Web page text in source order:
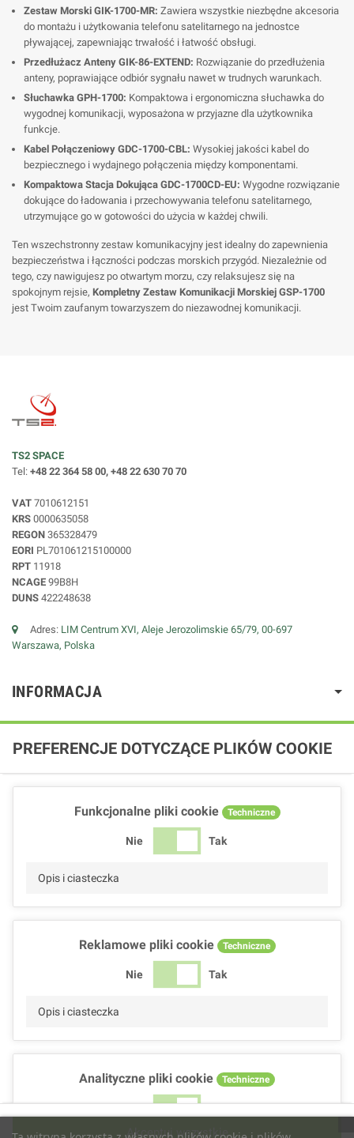
Zestaw Morski GIK-1700-MR: Zawiera wszystkie niezbędne akcesoria
do montażu i użytkowania telefonu satelitarnego na jednostce
pływającej, zapewniając trwałość i łatwość obsługi.
Przedłużacz Anteny GIK-86-EXTEND: Rozwiązanie do przedłużenia
anteny, poprawiające odbiór sygnału nawet w trudnych warunkach.
Słuchawka GPH-1700: Kompaktowa i ergonomiczna słuchawka do
wygodnej komunikacji, wyposażona w przyjazne dla użytkownika
funkcje.
Kabel Połączeniowy GDC-1700-CBL: Wysokiej jakości kabel do
bezpiecznego i wydajnego połączenia między komponentami.
Kompaktowa Stacja Dokująca GDC-1700CD-EU: Wygodne rozwiązanie
dokujące do ładowania i przechowywania telefonu satelitarnego,
utrzymujące go w gotowości do użycia w każdej chwili.
Ten wszechstronny zestaw komunikacyjny jest idealny do zapewnienia
bezpieczeństwa i łączności podczas morskich przygód. Niezależnie od
tego, czy nawigujesz po otwartym morzu, czy relaksujesz się na
spokojnym rejsie, Kompletny Zestaw Komunikacji Morskiej GSP-1700
jest Twoim zaufanym towarzyszem do niezawodnej komunikacji.
TS2 SPACE
Tel: +48 22 364 58 00, +48 22 630 70 70
VAT 7010612151
KRS 0000635058
REGON 365328479
EORI PL701061215100000
RPT 11918
NCAGE 99B8H
DUNS 422248638
Adres: LIM Centrum XVI, Aleje Jerozolimskie 65/79, 00-697
Warszawa, Polska
INFORMACJA
PREFERENCJE DOTYCZĄCE PLIKÓW COOKIE
Funkcjonalne pliki cookie Techniczne
Nie Tak
Opis i ciasteczka
Reklamowe pliki cookie Techniczne
Nie Tak
Opis i ciasteczka
Analityczne pliki cookie Techniczne
Nie Tak
Akceptuj wszystkie